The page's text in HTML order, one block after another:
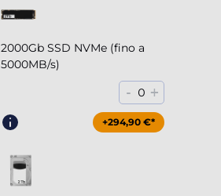
2000Gb SSD NVMe (fino a
5000MB/s)
- 0 +
+294,90 €*